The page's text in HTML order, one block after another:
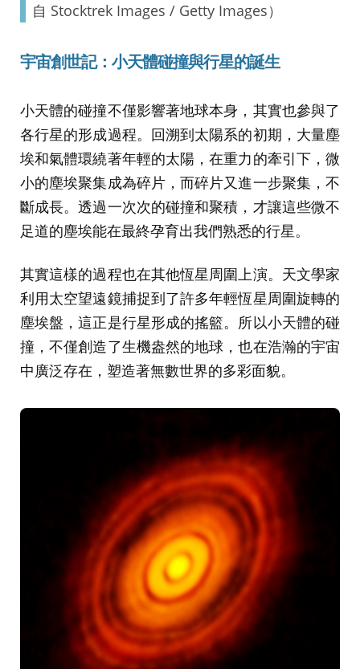
自 Stocktrek Images / Getty Images）
宇宙創世記：小天體碰撞與行星的誕生
小天體的碰撞不僅影響著地球本身，其實也參與了
各行星的形成過程。回溯到太陽系的初期，大量塵
埃和氣體環繞著年輕的太陽，在重力的牽引下，微
小的塵埃聚集成為碎片，而碎片又進一步聚集，不
斷成長。透過一次次的碰撞和聚積，才讓這些微不
足道的塵埃能在最終孕育出我們熟悉的行星。
其實這樣的過程也在其他恆星周圍上演。天文學家
利用太空望遠鏡捕捉到了許多年輕恆星周圍旋轉的
塵埃盤，這正是行星形成的搖籃。所以小天體的碰
撞，不僅創造了生機盎然的地球，也在浩瀚的宇宙
中廣泛存在，塑造著無數世界的多彩面貌。